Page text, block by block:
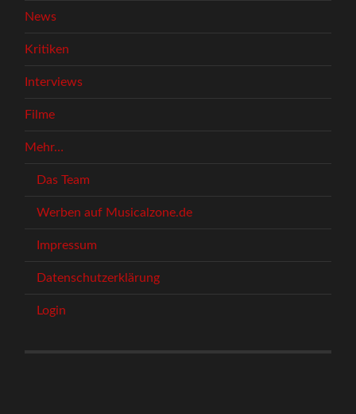
News
Kritiken
Interviews
Filme
Mehr…
Das Team
Werben auf Musicalzone.de
Impressum
Datenschutzerklärung
Login